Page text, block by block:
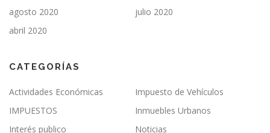
agosto 2020
julio 2020
abril 2020
CATEGORÍAS
Actividades Económicas
Impuesto de Vehículos
IMPUESTOS
Inmuebles Urbanos
Interés publico
Noticias